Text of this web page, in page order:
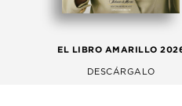
EL LIBRO AMARILLO
DESCÁRGALO